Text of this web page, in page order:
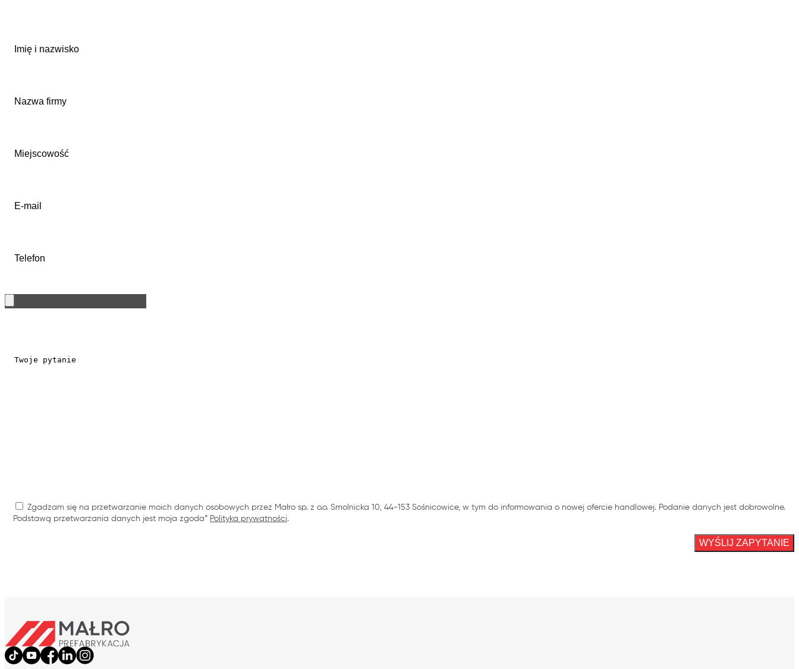
Zgadzam się na przetwarzanie moich danych osobowych przez Małro sp. z o.o. Smolnicka 10, 44-153 Sośnicowice, w tym do informowania o nowej ofercie handlowej. Podanie danych jest dobrowolne.
Podstawą przetwarzania danych jest moja zgoda* Polityka prywatności.